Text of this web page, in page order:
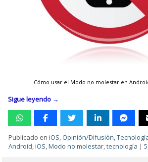
Cómo usar el Modo no molestar en
Sigue leyendo →
Publicado en iOS, Opinión/Difusión,
Android,iOS,Modo no molestar,tecnología |